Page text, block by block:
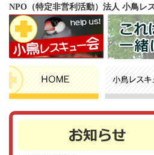
NPO（特定非営利活動）法人 小鳥レ